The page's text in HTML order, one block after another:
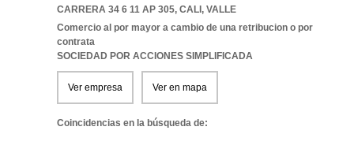
CARRERA 34 6 11 AP 305, CALI , VALLE
Comercio al por mayor a cambio de una retribucion o por
contrata
SOCIEDAD POR ACCIONES SIMPLIFICADA
Ver empresa Ver en mapa
Coincidencias en la búsqueda de: